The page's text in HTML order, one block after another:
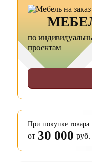
по
проектам
При покупке
от 30 000 руб.